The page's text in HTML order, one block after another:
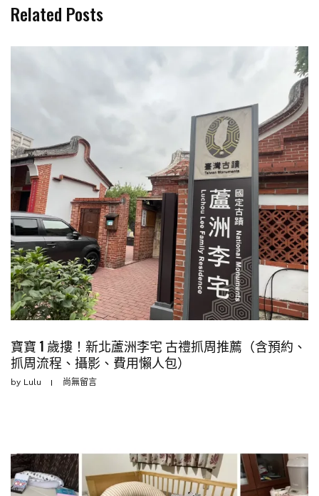
Related Posts
寶寶 1 歲摟！新北蘆洲李宅 古禮抓周推薦（含預約、
抓周流程、攝影、費用懶人包）
by Lulu 尚無留言